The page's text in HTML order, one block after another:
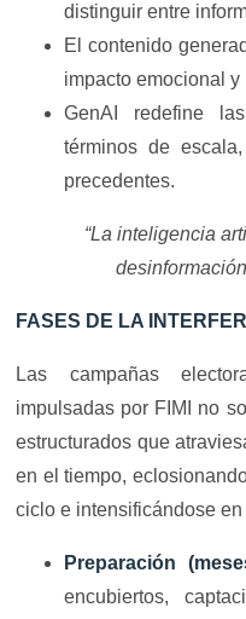
distinguir entre
El contenido
impacto emocional y
GenAI redefine
términos de
precedentes.
“La inteligencia
FASES DE LA
Las campañas
impulsadas por FIMI no
estructurados que
en el tiempo,
ciclo e intensificándose
Preparación
encubiertos,